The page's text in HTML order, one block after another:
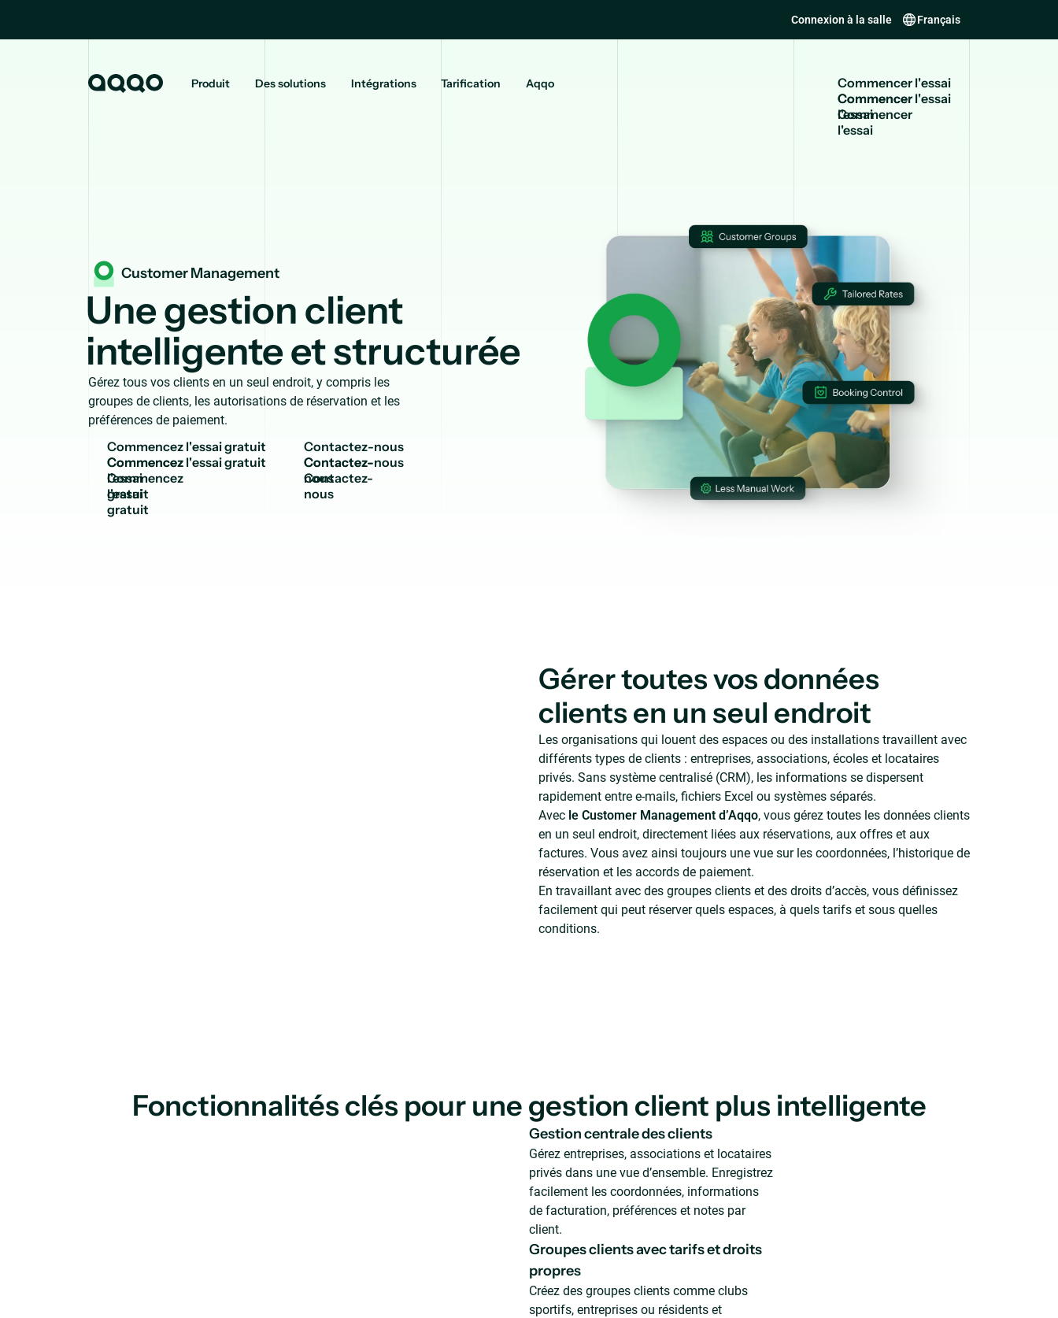
Connexion à la salle Français
Produit Des solutions Intégrations Tarification Aqqo Commencerl'essai
Commencer
l'essai
Customer Management
Une gestion client
intelligente et structurée
Gérez tous vos clients en un seul endroit, y compris les
groupes de clients, les autorisations de réservation et les
préférences de paiement.
Commencezl'essaigratuit
Commencez
l'essai
gratuit
Contactez-nous
Contactez-
nous
Gérer toutes vos données
clients en un seul endroit
Les organisations qui louent des espaces ou des installations travaillent avec
différents types de clients : entreprises, associations, écoles et locataires
privés. Sans système centralisé (CRM), les informations se dispersent
rapidement entre e-mails, fichiers Excel ou systèmes séparés.
Avec le Customer Management d’Aqqo, vous gérez toutes les données clients
en un seul endroit, directement liées aux réservations, aux offres et aux
factures. Vous avez ainsi toujours une vue sur les coordonnées, l’historique de
réservation et les accords de paiement.
En travaillant avec des groupes clients et des droits d’accès, vous définissez
facilement qui peut réserver quels espaces, à quels tarifs et sous quelles
conditions.
Fonctionnalités clés pour une gestion client plus intelligente
Gestion centrale des clients
Gérez entreprises, associations et locataires
privés dans une vue d’ensemble. Enregistrez
facilement les coordonnées, informations
de facturation, préférences et notes par
client.
Groupes clients avec tarifs et droits
propres
Créez des groupes clients comme clubs
sportifs, entreprises ou résidents et